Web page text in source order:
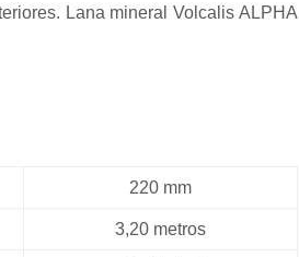
Lana mineral Volcalis ALPHA
220 mm
3,20 metros